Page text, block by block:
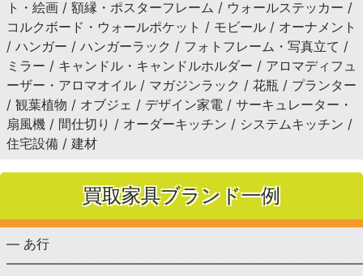
ト・絵画 / 額縁・ポスターフレーム / ウォールステッカー /
コルクボード・ウォールポケット / モビール / オーナメント
/ ハンガー / ハンガーラック / フォトフレーム・写真立て /
ミラー / キャンドル・キャンドルホルダー / アロマディフュ
ーザー・アロマオイル / マガジンラック / 花瓶 / プランター
/ 観葉植物 / オブジェ / デザイン家電 / サーキュレーター・
扇風機 / 間仕切り / オーダーキッチン / システムキッチン /
住宅設備 / 建材
買取家具ブランド一例
— あ行